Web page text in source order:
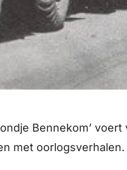
Bennekom’
met oorlogsverhalen.